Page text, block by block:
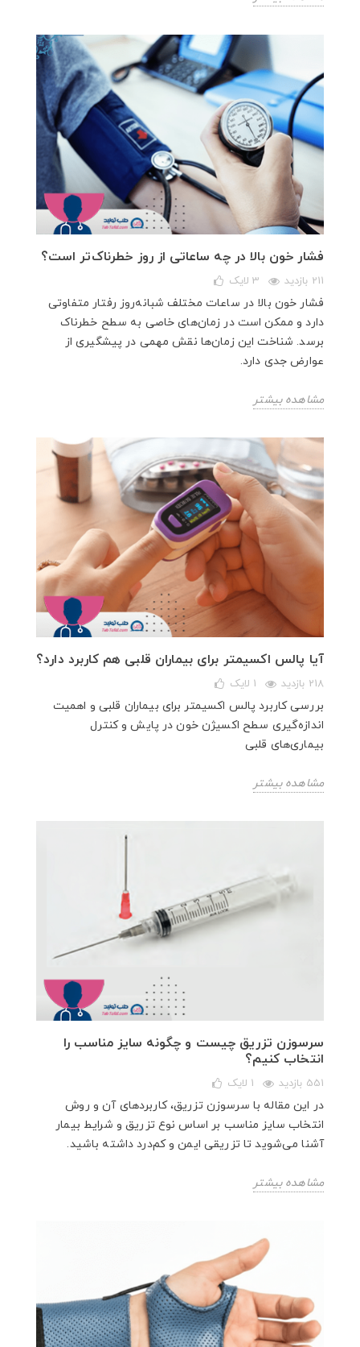
فشار خون بالا در چه ساعاتی از روز خطرناک‌تر است؟
211 بازدید 3 لایک
فشار خون بالا در ساعات مختلف شبانه‌روز رفتار متفاوتی
دارد و ممکن است در زمان‌های خاصی به سطح خطرناک
برسد. شناخت این زمان‌ها نقش مهمی در پیشگیری از
عوارض جدی دارد.
مشاهده بیشتر
آیا پالس اکسیمتر برای بیماران قلبی هم کاربرد دارد؟
218 بازدید 1 لایک
بررسی کاربرد پالس اکسیمتر برای بیماران قلبی و اهمیت
اندازه‌گیری سطح اکسیژن خون در پایش و کنترل
بیماری‌های قلبی
مشاهده بیشتر
سرسوزن تزریق چیست و چگونه سایز مناسب را
انتخاب کنیم؟
551 بازدید 1 لایک
در این مقاله با سرسوزن تزریق، کاربردهای آن و روش
انتخاب سایز مناسب بر اساس نوع تزریق و شرایط بیمار
آشنا می‌شوید تا تزریقی ایمن و کم‌درد داشته باشید.
مشاهده بیشتر